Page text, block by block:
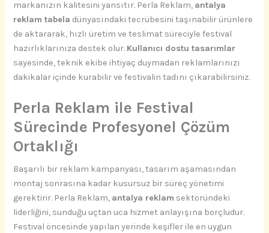
markanızın kalitesini yansıtır. Perla Reklam, antalya
reklam tabela dünyasındaki tecrübesini taşınabilir ürünlere
de aktararak, hızlı üretim ve teslimat süreciyle festival
hazırlıklarınıza destek olur. Kullanıcı dostu tasarımlar
sayesinde, teknik ekibe ihtiyaç duymadan reklamlarınızı
dakikalar içinde kurabilir ve festivalin tadını çıkarabilirsiniz.
Perla Reklam ile Festival
Sürecinde Profesyonel Çözüm
Ortaklığı
Başarılı bir reklam kampanyası, tasarım aşamasından
montaj sonrasına kadar kusursuz bir süreç yönetimi
gerektirir. Perla Reklam, antalya reklam sektöründeki
liderliğini, sunduğu uçtan uca hizmet anlayışına borçludur.
Festival öncesinde yapılan yerinde keşifler ile en uygun